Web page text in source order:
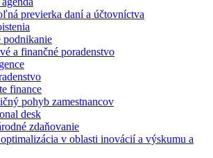
previerka daní a účtovníctva
podnikanie
a finančné poradenstvo
finance
pohyb zamestnancov
desk
zdaňovanie
v oblasti inovácií a výskumu a